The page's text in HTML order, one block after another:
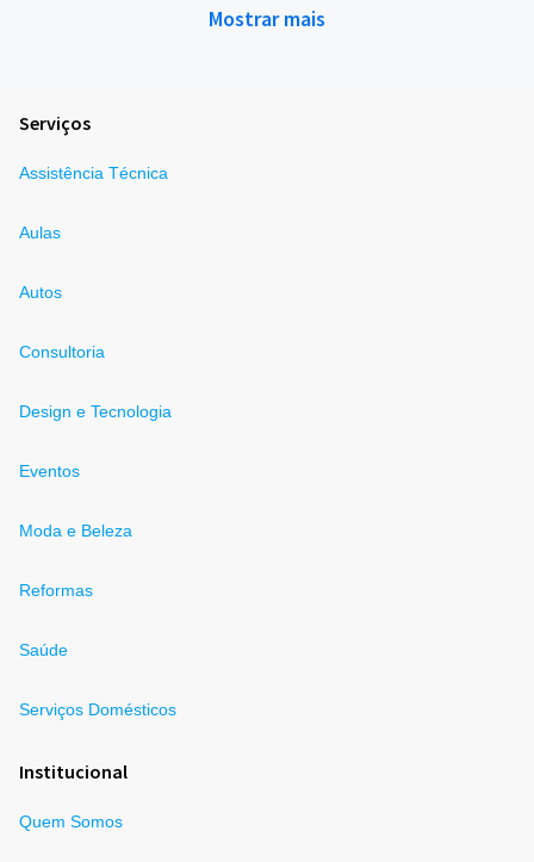
Mostrar mais
Serviços
Assistência Técnica
Aulas
Autos
Consultoria
Design e Tecnologia
Eventos
Moda e Beleza
Reformas
Saúde
Serviços Domésticos
Institucional
Quem Somos